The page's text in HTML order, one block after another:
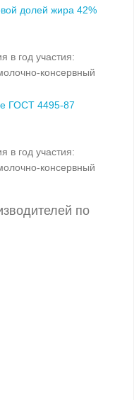
долей жира 42%
в год участия:
консервный
ГОСТ 4495-87
в год участия:
консервный
по